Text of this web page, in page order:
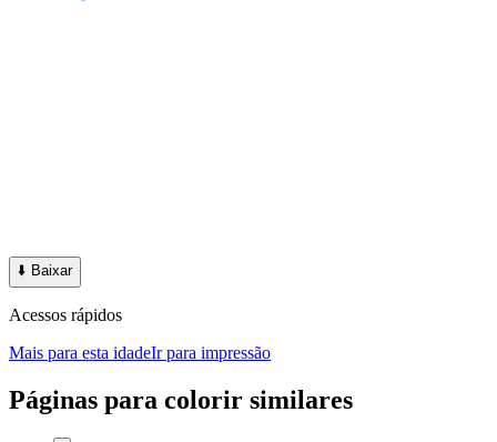
⬇️ Baixar
Acessos rápidos
Mais para esta idadeIr para impressão
Páginas para colorir similares